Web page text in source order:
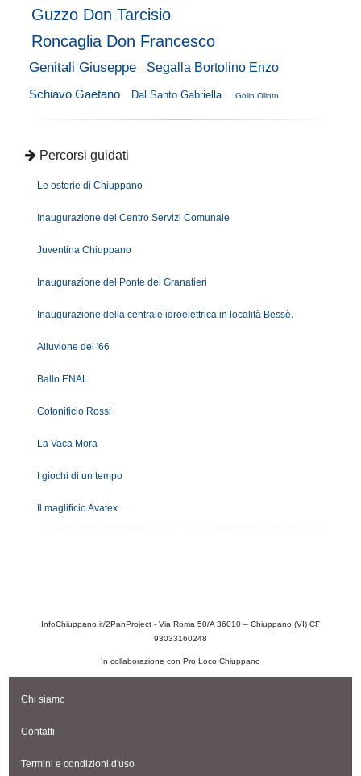
Guzzo Don Tarcisio
Roncaglia Don Francesco
Genitali Giuseppe
Segalla Bortolino Enzo
Schiavo Gaetano
Dal Santo Gabriella Golin Olinto
Percorsi guidati
Le osterie di Chiuppano
Inaugurazione del Centro Servizi Comunale
Juventina Chiuppano
Inaugurazione del Ponte dei Granatieri
Inaugurazione della centrale idroelettrica in località Bessè.
Alluvione del '66
Ballo ENAL
Cotonificio Rossi
La Vaca Mora
I giochi di un tempo
Il maglificio Avatex
InfoChiuppano.it/2PanProject - Via Roma 50/A 36010 – Chiuppano (VI) CF
93033160248
In collaborazione con Pro Loco Chiuppano
Chi siamo
Contatti
Termini e condizioni d'uso